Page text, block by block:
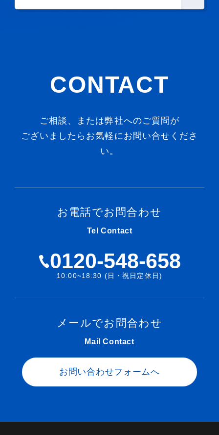
CONTACT
ご相談、または弊社へのご質問が
ございましたらお気軽にお問い合せくださ
い。
お電話でお問合わせ
Tel Contact
0120-548-658
10:00~18:30 (日・祝日定休日)
メールでお問合わせ
Mail Contact
お問い合わせフォームへ